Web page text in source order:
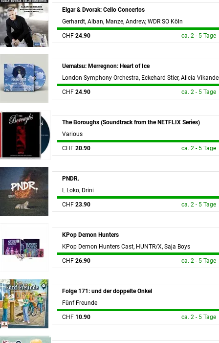
Elgar & Dvorak: Cello Concertos
Gerhardt, Alban, Manze, Andrew, WDR SO Köln
CHF 24.90 ca. 2 - 5 Tage
Uematsu: Merregnon: Heart of Ice
London Symphony Orchestra, Eckehard Stier, Alicia
CHF 24.90 ca. 2 - 5 Tage
The Boroughs (Soundtrack from the NETFLIX Series)
Various
CHF 20.90 ca. 2 - 5 Tage
PNDR.
L Loko, Drini
CHF 23.90 ca. 2 - 5 Tage
KPop Demon Hunters
KPop Demon Hunters Cast, HUNTR/X, Saja Boys
CHF 26.90 ca. 2 - 5 Tage
Folge 171: und der doppelte Onkel
Fünf Freunde
CHF 10.90 ca. 2 - 5 Tage